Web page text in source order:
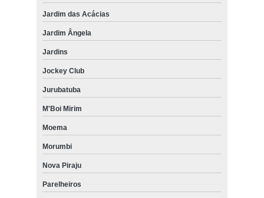
Jardim das Acácias
Jardim Ângela
Jardins
Jockey Club
Jurubatuba
M'Boi Mirim
Moema
Morumbi
Nova Piraju
Parelheiros